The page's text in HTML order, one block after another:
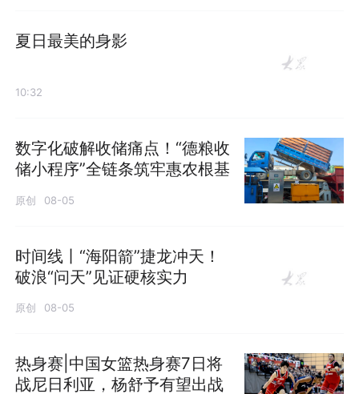
夏日最美的身影
10:32
数字化破解收储痛点！“德粮收
储小程序”全链条筑牢惠农根基
原创 08-05
时间线丨“海阳箭”捷龙冲天！
破浪“问天”见证硬核实力
原创 08-05
热身赛|中国女篮热身赛7日将
战尼日利亚，杨舒予有望出战